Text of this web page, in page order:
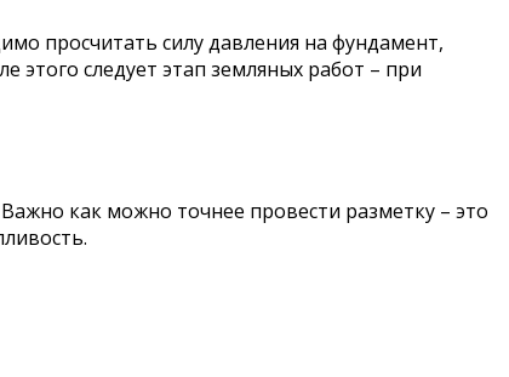
просчитать силу давления на фундамент,
следует этап земляных работ – при
как можно точнее провести разметку – это